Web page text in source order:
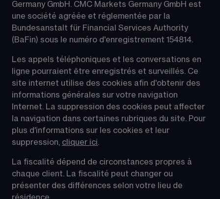
Germany GmbH. CMC Markets Germany GmbH est
une société agréée et réglementée par la
Bundesanstalt für Financial Services Authority
(BaFin) sous le numéro d'enregistrement 154814.
Les appels téléphoniques et les conversations en
ligne pourraient être enregistrés et surveillés. Ce
site internet utilise des cookies afin d'obtenir des
informations générales sur votre navigation
Internet. La suppression des cookies peut affecter
la navigation dans certaines rubriques du site. Pour
plus d'informations sur les cookies et leur
suppression, cliquer ici.
La fiscalité dépend de circonstances propres à
chaque client. La fiscalité peut changer ou
présenter des différences selon votre lieu de